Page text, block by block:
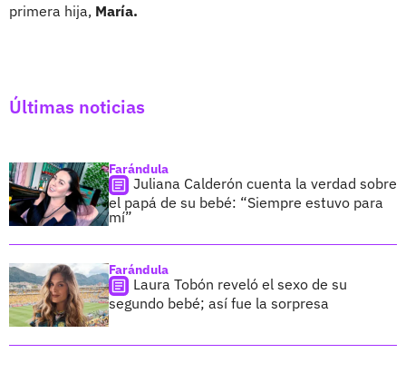
primera hija, María.
Últimas noticias
Farándula
Juliana Calderón cuenta la verdad sobre
el papá de su bebé: “Siempre estuvo para
mí”
Farándula
Laura Tobón reveló el sexo de su
segundo bebé; así fue la sorpresa